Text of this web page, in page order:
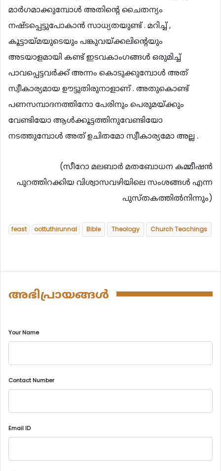
മാർഗമാക്കുമ്പോൾ അതിന്റെ ചൈതന്യം
നഷ്ടപ്പെട്ടുപോകാൻ സാധ്യതയുണ്ട് . മറിച്ച് ,
കൂട്ടായ്മയുടെയും പങ്കുവയ്ക്കലിന്റെയും
അടയാളമായി കണ്ട് ഇടവകാംഗങ്ങൾ ഒരുമിച്ച്
പാവപ്പെട്ടവർക്ക് അന്നം കൊടുക്കുമ്പോൾ അത്
സ്വീകാര്യമായ ഊട്ടുതിരുനാളാണ് . അതുകൊണ്ട്
പണസമ്പാദനത്തിനോ പേരിനും പെരുമയ്ക്കും
വേണ്ടിയോ ആൾക്കൂട്ടത്തിനുവേണ്ടിയോ
നടത്തുമ്പോൾ അത് ഉചിതമോ സ്വീകാര്യമോ അല്ല .
(സീറോ മലബാർ മതബോധന കമ്മീഷൻ
പുറത്തിറക്കിയ വിശ്വാസവഴിയിലെ സംശങ്ങൾ എന്ന
പുസ്തകത്തിൽനിന്നും)
feast oottuthirunnal Bible Theology Church Teachings
അഭിപ്രായങ്ങൾ
Your Name
Contact Number
Email ID